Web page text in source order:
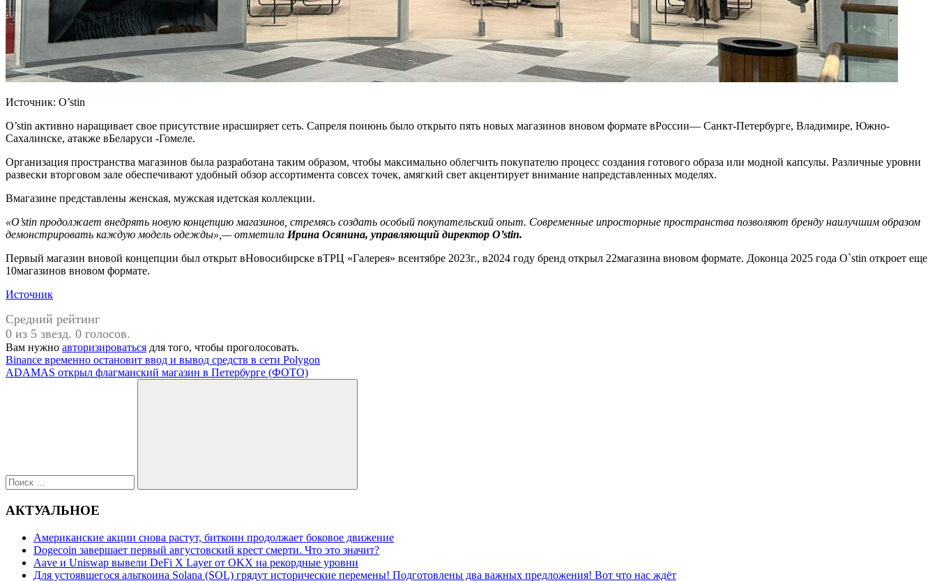
Источник: O’stin
O’stin активно наращивает свое присутствие ирасширяет сеть. Сапреля поиюнь было открыто пять новых магазинов вновом формате вРоссии— Санкт-Петербурге, Владимире, Южно-
Сахалинске, атакже вБеларуси -Гомеле.
Организация пространства магазинов была разработана таким образом, чтобы максимально облегчить покупателю процесс создания готового образа или модной капсулы. Различные уровни
развески вторговом зале обеспечивают удобный обзор ассортимента совсех точек, амягкий свет акцентирует внимание напредставленных моделях.
Вмагазине представлены женская, мужская идетская коллекции.
«O’stin продолжает внедрять новую концепцию магазинов, стремясь создать особый покупательский опыт. Современные ипросторные пространства позволяют бренду наилучшим образом
демонстрировать каждую модель одежды»,— отметила Ирина Осянина, управляющий директор O’stin.
Первый магазин вновой концепции был открыт вНовосибирске вТРЦ «Галерея» всентябре 2023г., в2024 году бренд открыл 22магазина вновом формате. Доконца 2025 года O`stin откроет еще
10магазинов вновом формате.
Источник
Средний рейтинг
0 из 5 звезд. 0 голосов.
Вам нужно авторизироваться для того, чтобы проголосовать.
Навигация
по
Предыдущая
запись:
Binance временно остановит ввод и вывод средств в сети Polygon
Следующая
ADAMAS открыл флагманский магазин в Петербурге (ФОТО)
Поиск
АКТУАЛЬНОЕ
Американские акции снова растут, биткоин продолжает боковое движение
Dogecoin завершает первый августовский крест смерти. Что это значит?
Aave и Uniswap вывели DeFi X Layer от OKX на рекордные уровни
Для устоявшегося альткоина Solana (SOL) грядут исторические перемены! Подготовлены два важных предложения! Вот что нас ждёт